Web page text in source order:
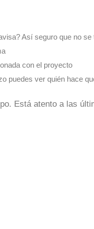
Así seguro que no se
con el proyecto
puedes ver quién hace
Está atento a las